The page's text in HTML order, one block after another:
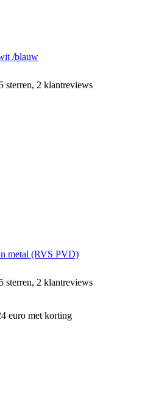
/blauw
sterren, 2 klantreviews
metal (RVS PVD)
sterren, 2 klantreviews
euro met korting